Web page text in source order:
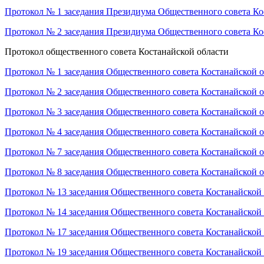
Протокол № 1 заседания Президиума Общественного совета
Протокол № 2 заседания Президиума Общественного совета
Протокол общественного совета Костанайской области
Протокол № 1 заседания Общественного совета Костанайской
Протокол № 2 заседания Общественного совета Костанайской
Протокол № 3 заседания Общественного совета Костанайской
Протокол № 4 заседания Общественного совета Костанайской
Протокол № 7 заседания Общественного совета Костанайской
Протокол № 8 заседания Общественного совета Костанайской
Протокол № 13 заседания Общественного совета Костанайской
Протокол № 14 заседания Общественного совета Костанайской
Протокол № 17 заседания Общественного совета Костанайской
Протокол № 19 заседания Общественного совета Костанайской